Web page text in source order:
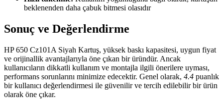
beklenenden daha çabuk bitmesi olasıdır
Sonuç ve Değerlendirme
HP 650 Cz101A Siyah Kartuş, yüksek baskı kapasitesi, uygun fiyat
ve orijinallik avantajlarıyla öne çıkan bir üründür. Ancak
kullanıcıların dikkatli kullanım ve montajla ilgili önerilere uyması,
performans sorunlarını minimize edecektir. Genel olarak, 4.4 puanlık
bir kullanıcı değerlendirmesi ile güvenilir ve tercih edilebilir bir ürün
olarak öne çıkar.